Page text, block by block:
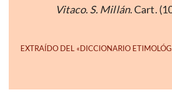
Vitaco. S. Millán. Cart.